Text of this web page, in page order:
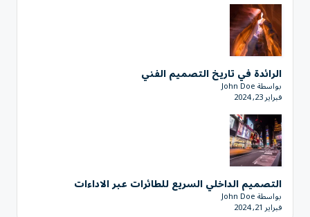
الرائدة في تاريخ التصميم الفني
بواسطة John Doe
فبراير 23, 2024
التصميم الداخلي السريع للطائرات عبر الاداءات
بواسطة John Doe
فبراير 21, 2024